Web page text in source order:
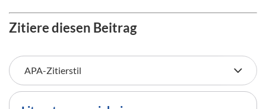
Zitiere diesen Beitrag